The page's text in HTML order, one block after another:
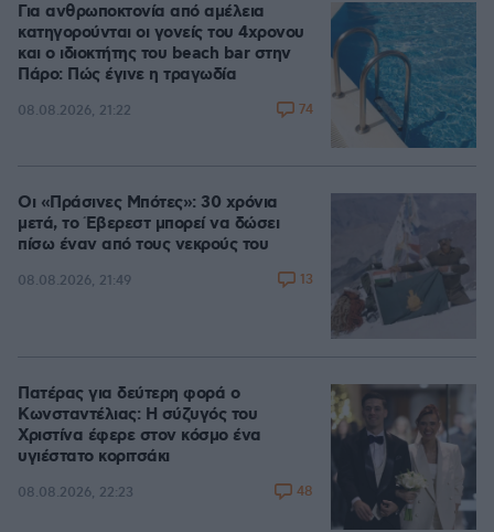
Για ανθρωποκτονία από αμέλεια
κατηγορούνται οι γονείς του 4χρονου
και ο ιδιοκτήτης του beach bar στην
Πάρο: Πώς έγινε η τραγωδία
08.08.2026, 21:22 74
Οι «Πράσινες Μπότες»: 30 χρόνια
μετά, το Έβερεστ μπορεί να δώσει
πίσω έναν από τους νεκρούς του
08.08.2026, 21:49 13
Πατέρας για δεύτερη φορά ο
Κωνσταντέλιας: Η σύζυγός του
Χριστίνα έφερε στον κόσμο ένα
υγιέστατο κοριτσάκι
08.08.2026, 22:23 48